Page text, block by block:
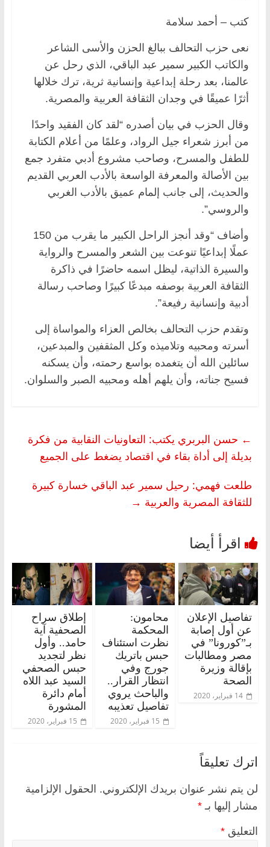
كتب – أحمد سلامة
نعى حزب التحالف ببالغ الحزن والأسى الشاعر
والكاتب الكبير سمير عبد الباقي، الذي رحل عن
عالمنا، بعد رحلة إبداعية وإنسانية ثرية، ترك خلالها
أثرًا عميقًا في وجدان الثقافة العربية والمصرية.
وقال الحزب في بيان أصدره “لقد كان الفقيد واحدًا
من أبرز شعراء جيل الرواد، وعلمًا من أعلام الكتابة
للطفل والمسرح، وصاحب مشروع أدبي متفرد جمع
بين الأصالة والمعرفة الواسعة بالأدب العربي القديم
والحديث، إلى جانب إلمام عميق بالأدب الغربي
والروسي”.
وأضاف “وقد أنجز الراحل الكبير ما يقرب من 150
عملًا إبداعيًا تنوعت بين الشعر والمسرح والرواية
والسيرة الذاتية، ليظل اسمه حاضرًا في ذاكرة
الثقافة العربية بوصفه مبدعًا كبيرًا وصاحب رسالة
أدبية وإنسانية رفيعة”.
وتقدم حزب التحالف بخالص العزاء والمواساة إلى
أسرته ومحبيه وتلاميذه وكل المثقفين والمبدعين،
سائلين الله أن يتغمده بواسع رحمته، وأن يسكنه
فسيح جناته، وأن يلهم أهله ومحبيه الصبر والسلوان.
← حسن البربري يكتب: التعاونيات النقابية من فكرة
بديلة إلى أداة بقاء في اقتصاد يضغط على الجميع
طلعت فهمي: رحيل سمير عبد الباقي خسارة كبيرة
للثقافة المصرية والعربية →
تفاصيل الإعلان
عن أول إصابة
بـ”كورونا” في
مصر ومطالبات
بإقالة وزيرة
الصحة
14 فبراير، 2020
محامون:
المحكمة
نظرت استئناف
حبس باتريك
جورج وفي
انتظار القرار..
والباحث يروي
تفاصيل تعذيبه
15 فبراير، 2020
إطلاق سراح
الصحفية آية
حامد.. وأول
نظر لتجديد
حبس الصحفي
السيد عبد اللاه
أمام دائرة
المشورة
15 فبراير، 2020
اترك تعليقاً
لن يتم نشر عنوان بريدك الإلكتروني. الحقول الإلزامية
مشار إليها بـ *
التعليق *